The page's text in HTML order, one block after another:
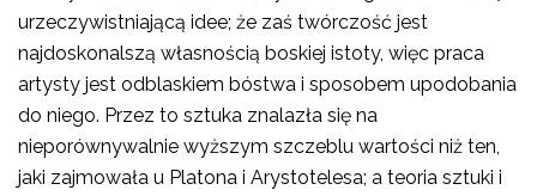
urzeczywistniającą idee; że zaś twórczość jest
najdoskonalszą własnością boskiej istoty, więc praca
artysty jest odblaskiem bóstwa i sposobem upodobania
do niego. Przez to sztuka znalazła się na
nieporównywalnie wyższym szczeblu wartości niż ten,
jaki zajmowała u Platona i Arystotelesa; a teoria sztuki i